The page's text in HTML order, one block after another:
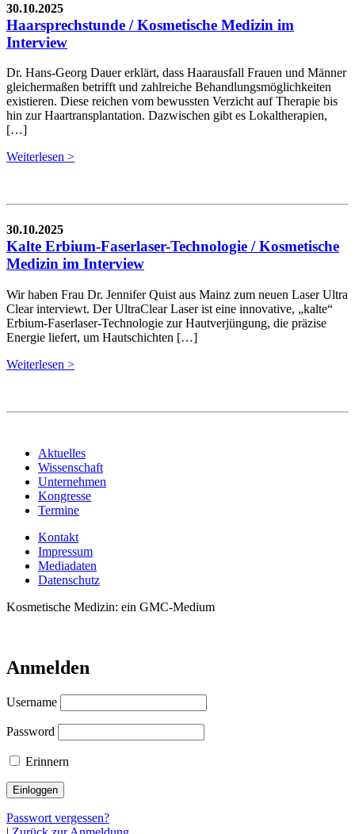
30.10.2025
Haarsprechstunde / Kosmetische Medizin im
Interview
Dr. Hans-Georg Dauer erklärt, dass Haarausfall Frauen und Männer
gleichermaßen betrifft und zahlreiche Behandlungsmöglichkeiten
existieren. Diese reichen vom bewussten Verzicht auf Therapie bis
hin zur Haartransplantation. Dazwischen gibt es Lokaltherapien,
[…]
Weiterlesen >
30.10.2025
Kalte Erbium-Faserlaser-Technologie / Kosmetische
Medizin im Interview
Wir haben Frau Dr. Jennifer Quist aus Mainz zum neuen Laser Ultra
Clear interviewt. Der UltraClear Laser ist eine innovative, „kalte“
Erbium-Faserlaser-Technologie zur Hautverjüngung, die präzise
Energie liefert, um Hautschichten […]
Weiterlesen >
Aktuelles
Wissenschaft
Unternehmen
Kongresse
Termine
Kontakt
Impressum
Mediadaten
Datenschutz
Kosmetische Medizin: ein GMC-Medium
Anmelden
Username
Password
Erinnern
Passwort vergessen?